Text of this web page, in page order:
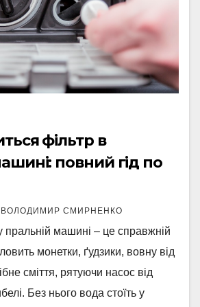
фільтр в
повний гід по
ВОЛОДИМИР СМИРНЕНКО
пральній машині – це справжній
монетки, ґудзики, вовну від
сміття, рятуючи насос від
Без нього вода стоїть у